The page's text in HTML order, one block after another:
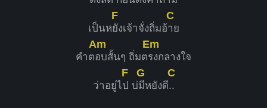
เป็นห
F
ยังเจ้าจั่งถิ่มอ้
C
าย
คำต
Am
อบสั้นๆ ถิ่มต
Em
รงกลางใจ
ว่าอยู่ไ
F
ป บ่
G
มีหยังดี
C
..